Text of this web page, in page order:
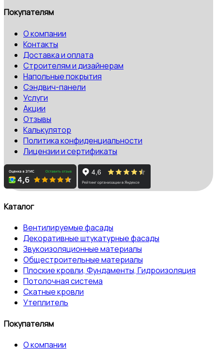
Покупателям
О компании
Контакты
Доставка и оплата
Строителям и дизайнерам
Напольные покрытия
Сэндвич-панели
Услуги
Акции
Отзывы
Калькулятор
Политика конфиденциальности
Лицензии и сертификаты
Каталог
Вентилируемые фасады
Декоративные штукатурные фасады
Звукоизоляционные материалы
Общестроительные материалы
Плоские кровли, Фундаменты, Гидроизоляция
Потолочная система
Скатные кровли
Утеплитель
Покупателям
О компании